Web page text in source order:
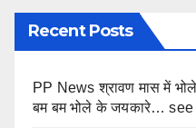
Recent Posts
PP News श्रावण मास में
बम बम भोले के जयकारे… see